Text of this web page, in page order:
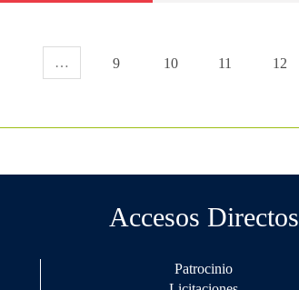
… 9 10 11 12
Accesos Directos
Patrocinio